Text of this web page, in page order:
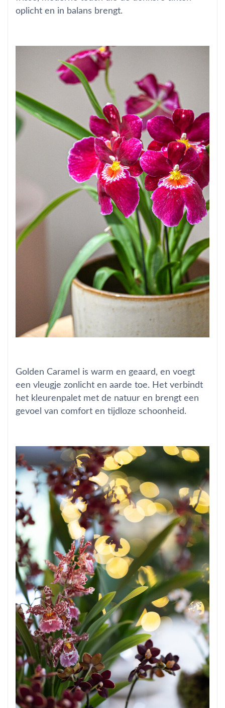
oplicht en in balans brengt.
Golden Caramel is warm en geaard, en voegt
een vleugje zonlicht en aarde toe. Het verbindt
het kleurenpalet met de natuur en brengt een
gevoel van comfort en tijdloze schoonheid.